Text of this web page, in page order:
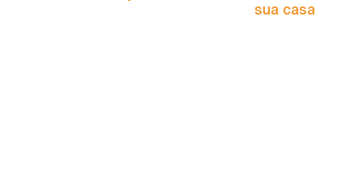
sua casa